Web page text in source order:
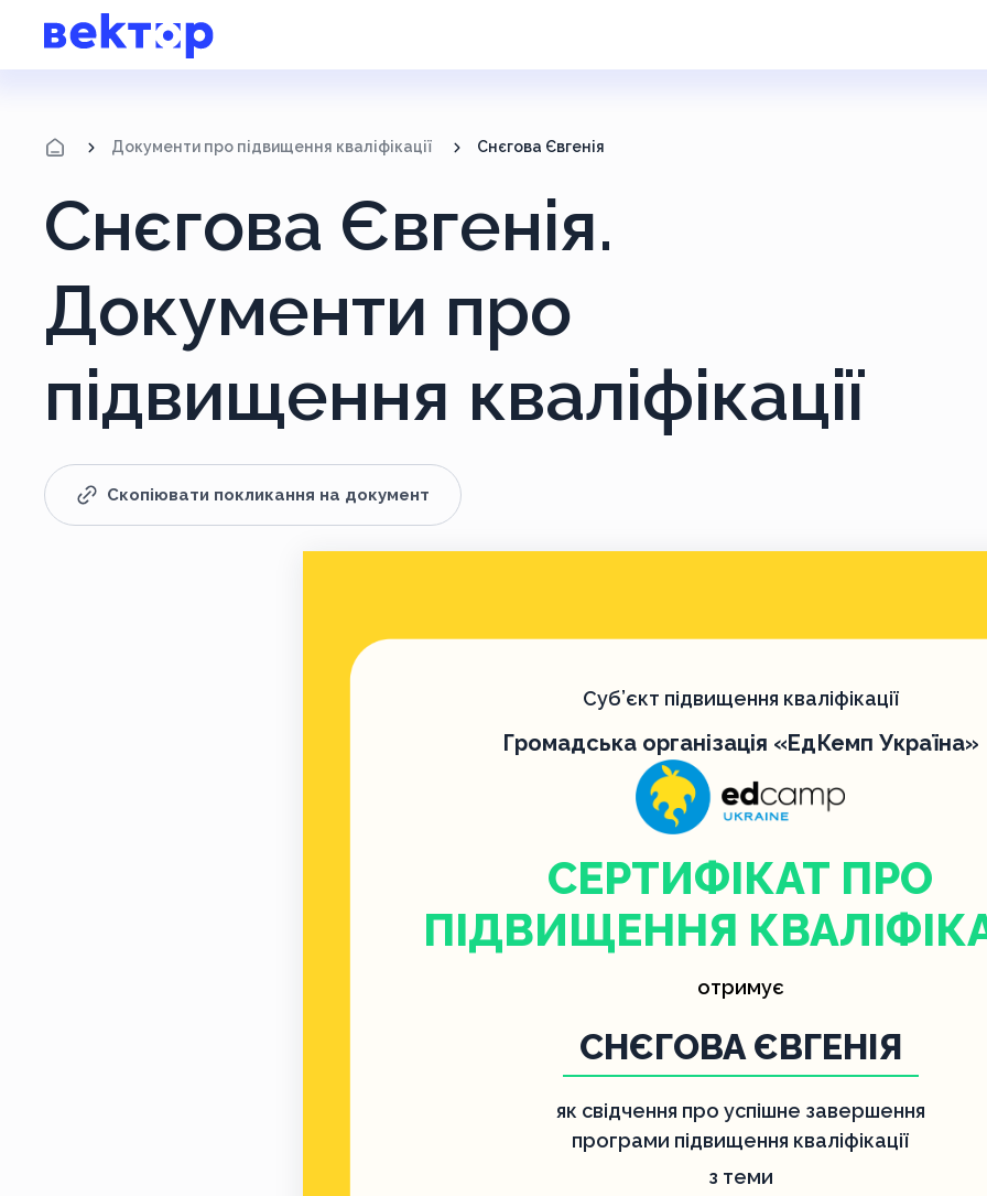
Документи про підвищення кваліфікації Снєгова Євгенія
Снєгова Євгенія.
Документи про
підвищення кваліфікації
Скопіювати покликання на документ
Суб’єкт підвищення кваліфікації
Громадська організація «ЕдКемп Україна»
СЕРТИФІКАТ ПРО
ПІДВИЩЕННЯ
отримує
СНЄГОВА ЄВГЕНІЯ
як свідчення про успішне завершення
програми підвищення кваліфікації
з теми